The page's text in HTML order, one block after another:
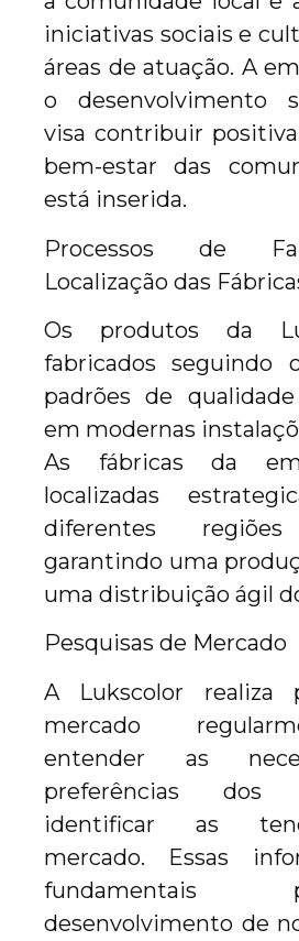
iniciativas sociais e
áreas de atuação. A
o desenvolvimento
visa contribuir
bem-estar das
está inserida.
Processos de
Localização das
Os produtos da
fabricados seguindo
padrões de
em modernas
As fábricas da
localizadas
diferentes
garantindo uma
uma distribuição ágil
Pesquisas de Mercado
A Lukscolor realiza
mercado
entender as
preferências
identificar as
mercado. Essas
desenvolvimento de